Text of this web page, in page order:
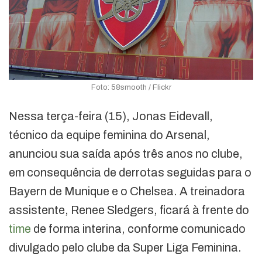
Foto: 58smooth / Flickr
Nessa terça-feira (15), Jonas Eidevall,
técnico da equipe feminina do Arsenal,
anunciou sua saída após três anos no clube,
em consequência de derrotas seguidas para o
Bayern de Munique e o Chelsea. A treinadora
assistente, Renee Sledgers, ficará à frente do
time de forma interina, conforme comunicado
divulgado pelo clube da Super Liga Feminina.